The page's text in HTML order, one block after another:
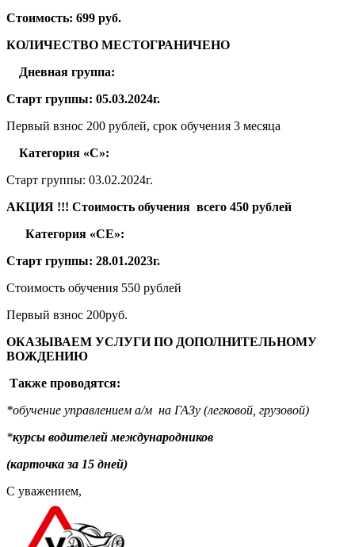
Стоимость: 699 руб.
КОЛИЧЕСТВО МЕСТОГРАНИЧЕНО
Дневная группа:
Старт группы: 05.03.2024г.
Первый взнос 200 рублей, срок обучения 3 месяца
Категория «С»:
Старт группы: 03.02.2024г.
АКЦИЯ !!! Стоимость обучения всего 450 рублей
Категория «СЕ»:
Старт группы: 28.01.2023г.
Стоимость обучения 550 рублей
Первый взнос 200руб.
ОКАЗЫВАЕМ УСЛУГИ ПО ДОПОЛНИТЕЛЬНОМУ
ВОЖДЕНИЮ
Также проводятся:
*обучение управлением а/м на ГАЗу (легковой, грузовой)
*курсы водителей международников
(карточка за 15 дней)
С уважением,